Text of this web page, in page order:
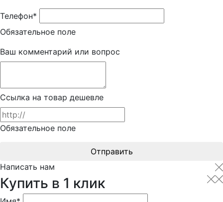
Телефон*
Обязательное поле
Ваш комментарий или вопрос
Ссылка на товар дешевле
Обязательное поле
Отправить
Написать нам
Купить в 1 клик